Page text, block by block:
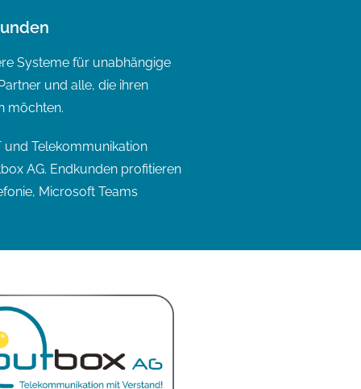
Systeme für unabhängige
und alle, die ihren
möchten.
und Telekommunikation
AG. Endkunden profitieren
Microsoft Teams